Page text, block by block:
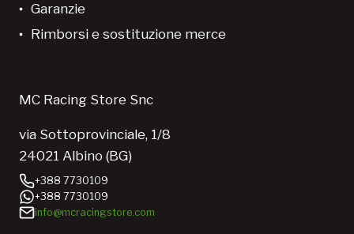
Garanzie
Rimborsi e sostituzione merce
MC Racing Store Snc
via Sottoprovinciale, 1/8
24021 Albino (BG)
+388 7730109
+388 7730109
info@mcracingstore.com